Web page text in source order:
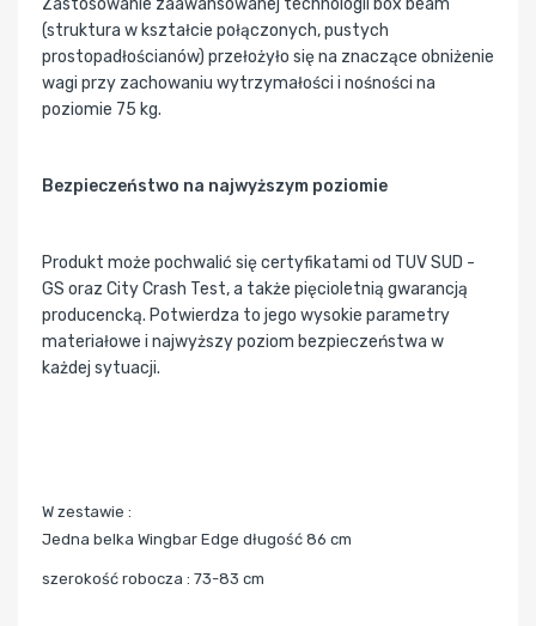
Zastosowanie zaawansowanej technologii box beam
(struktura w kształcie połączonych, pustych
prostopadłościanów) przełożyło się na znaczące obniżenie
wagi przy zachowaniu wytrzymałości i nośności na
poziomie 75 kg.
Bezpieczeństwo na najwyższym poziomie
Produkt może pochwalić się certyfikatami od TUV SUD -
GS oraz City Crash Test, a także pięcioletnią gwarancją
producencką. Potwierdza to jego wysokie parametry
materiałowe i najwyższy poziom bezpieczeństwa w
każdej sytuacji.
W zestawie :
Jedna belka Wingbar Edge długość 86 cm
szerokość robocza : 73-83 cm